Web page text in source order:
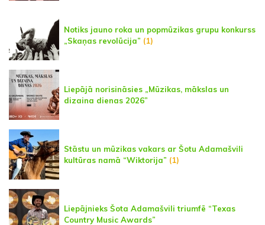
Notiks jauno roka un popmūzikas grupu konkurss
„Skaņas revolūcija” (1)
Liepājā norisināsies „Mūzikas, mākslas un
dizaina dienas 2026”
Stāstu un mūzikas vakars ar Šotu Adamašvili
kultūras namā “Wiktorija” (1)
Liepājnieks Šota Adamašvili triumfē “Texas
Country Music Awards”